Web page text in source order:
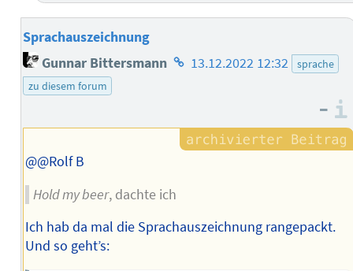
Sprachauszeichnung
Gunnar Bittersmann Homepage
13.12.2022 12:32
sprache
zu diesem forum
–
@@Rolf B
Hold my beer, dachte ich
Ich hab da mal die Sprachauszeichnung rangepackt.
Und so geht’s: